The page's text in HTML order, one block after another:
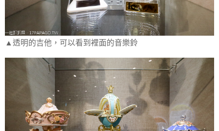
▲透明的吉他，可以看到裡面的音樂鈴